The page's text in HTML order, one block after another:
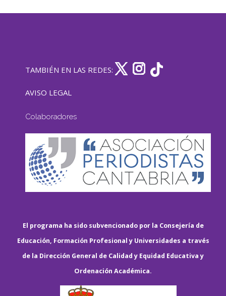
TAMBIÉN EN LAS REDES:
AVISO LEGAL
Colaboradores
El programa ha sido subvencionado por la Consejería de
Educación, Formación Profesional y Universidades a través
de la Dirección General de Calidad y Equidad Educativa y
Ordenación Académica.